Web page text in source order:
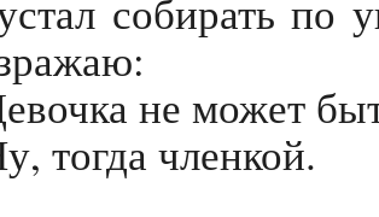
собирать по
не может
тогда членкой.